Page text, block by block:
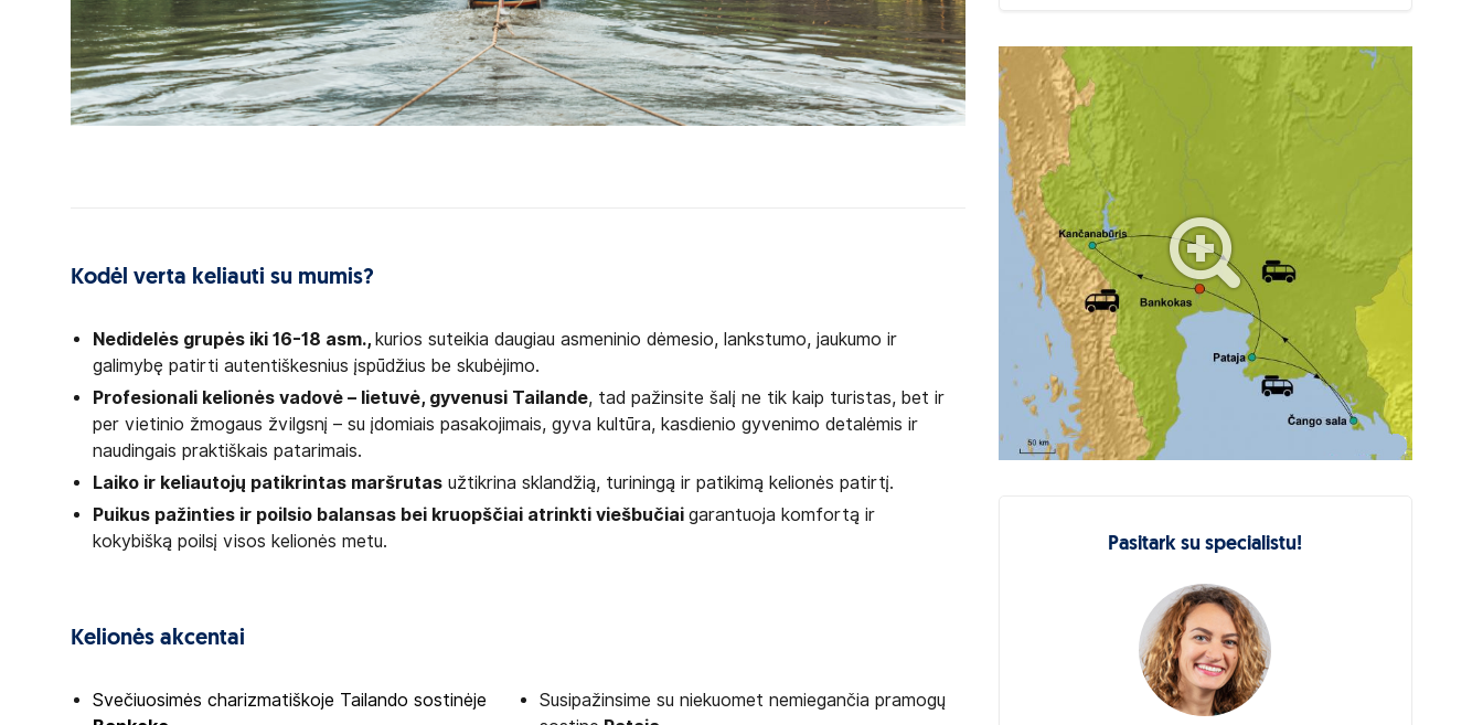
Kodėl verta keliauti su mumis?
Nedidelės grupės iki 16-18 asm., kurios suteikia daugiau asmeninio dėmesio, lankstumo, jaukumo ir
galimybę patirti autentiškesnius įspūdžius be skubėjimo.
Profesionali kelionės vadovė – lietuvė, gyvenusi Tailande, tad pažinsite šalį ne tik kaip turistas, bet ir
per vietinio žmogaus žvilgsnį – su įdomiais pasakojimais, gyva kultūra, kasdienio gyvenimo detalėmis ir
naudingais praktiškais patarimais.
Laiko ir keliautojų patikrintas maršrutas užtikrina sklandžią, turiningą ir patikimą kelionės patirtį.
Puikus pažinties ir poilsio balansas bei kruopščiai atrinkti viešbučiai garantuoja komfortą ir
kokybišką poilsį visos kelionės metu.
Kelionės akcentai
Svečiuosimės charizmatiškoje Tailando sostinėje
Susipažinsime su niekuomet nemiegančia pramogų
Pasitark su specialistu!